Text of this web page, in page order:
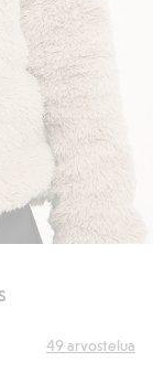
49 arvostelua